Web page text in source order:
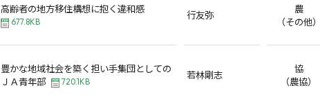
高齢者の地方移住構想に抱く違和感
677.8KB
行友弥
農
（その他）
豊かな地域社会を築く担い手集団としての
ＪＡ青年部
720.1KB
若林剛志
協
（農協）